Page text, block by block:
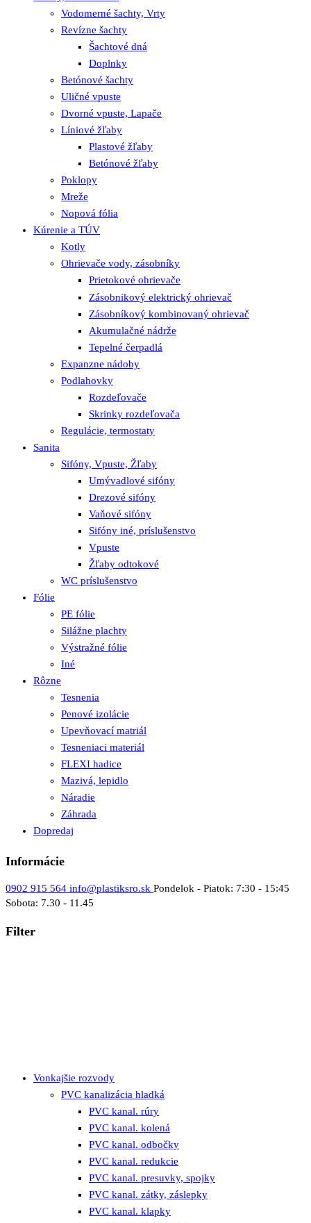
Vodomerné šachty, Vrty
Revízne šachty
Šachtové dná
Doplnky
Betónové šachty
Uličné vpuste
Dvorné vpuste, Lapače
Líniové žľaby
Plastové žľaby
Betónové žľaby
Poklopy
Mreže
Nopová fólia
Kúrenie a TÚV
Kotly
Ohrievače vody, zásobníky
Prietokové ohrievače
Zásobnikový elektrický ohrievač
Zásobníkový kombinovaný ohrievač
Akumulačné nádrže
Tepelné čerpadlá
Expanzne nádoby
Podlahovky
Rozdeľovače
Skrinky rozdeľovača
Regulácie, termostaty
Sanita
Sifóny, Vpuste, Žľaby
Umývadlové sifóny
Drezové sifóny
Vaňové sifóny
Sifóny iné, príslušenstvo
Vpuste
Žľaby odtokové
WC príslušenstvo
Fólie
PE fólie
Silážne plachty
Výstražné fólie
Iné
Rôzne
Tesnenia
Penové izolácie
Upevňovací matriál
Tesneniaci materiál
FLEXI hadice
Mazivá, lepidlo
Náradie
Záhrada
Dopredaj
Informácie
0902 915 564 info@plastiksro.sk Pondelok - Piatok: 7:30 - 15:45
Sobota: 7.30 - 11.45
Filter
Vonkajšie rozvody
PVC kanalizácia hladká
PVC kanal. rúry
PVC kanal. kolená
PVC kanal. odbočky
PVC kanal. redukcie
PVC kanal. presuvky, spojky
PVC kanal. zátky, záslepky
PVC kanal. klapky